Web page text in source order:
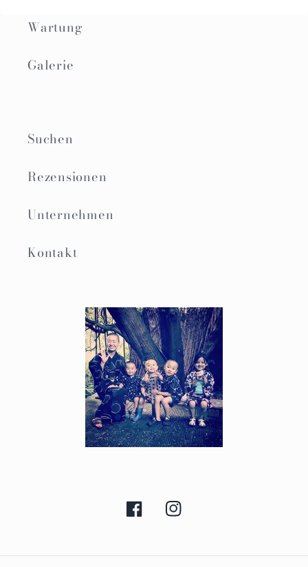
Wartung
Galerie
Suchen
Rezensionen
Unternehmen
Kontakt
FacebookInstagram